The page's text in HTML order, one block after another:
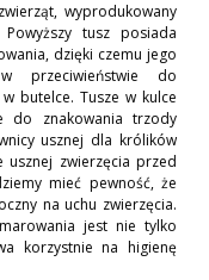
wyprodukowany
tusz posiada
dzięki czemu jego
przeciwieństwie do
butelce. Tusze w kulce
do znakowania trzody
usznej dla królików
usznej zwierzęcia przed
mieć pewność, że
na uchu zwierzęcia.
jest nie tylko
korzystnie na higienę